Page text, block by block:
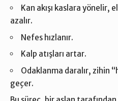
Kan akışı kaslara yönelir,
azalır.
Nefes hızlanır.
Kalp atışları artar.
Odaklanma daralır, zihin
geçer.